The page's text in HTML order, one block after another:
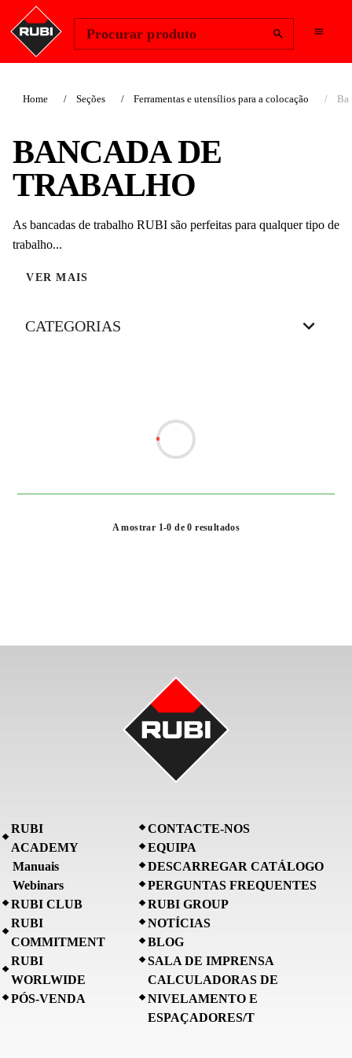
Procurar produto
Home Seções Ferramentas e utensílios para a colocação
BANCADA DE
TRABALHO
As bancadas de trabalho RUBI são perfeitas para qualquer tipo de
trabalho...
VER MAIS
CATEGORIAS
A mostrar 1-0 de 0 resultados
RUBI
ACADEMY
Manuais
Webinars
RUBI CLUB
RUBI
COMMITMENT
RUBI
WORLWIDE
PÓS-VENDA
CONTACTE-NOS
EQUIPA
DESCARREGAR CATÁLOGO
PERGUNTAS FREQUENTES
RUBI GROUP
NOTÍCIAS
BLOG
SALA DE IMPRENSA
CALCULADORAS DE
NIVELAMENTO E
ESPAÇADORES/T